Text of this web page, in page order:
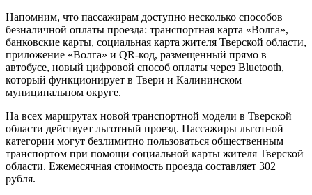
Напомним, что пассажирам доступно несколько способов
безналичной оплаты проезда: транспортная карта «Волга»,
банковские карты, социальная карта жителя Тверской области,
приложение «Волга» и QR-код, размещенный прямо в
автобусе, новый цифровой способ оплаты через Bluetooth,
который функционирует в Твери и Калининском
муниципальном округе.
На всех маршрутах новой транспортной модели в Тверской
области действует льготный проезд. Пассажиры льготной
категории могут безлимитно пользоваться общественным
транспортом при помощи социальной карты жителя Тверской
области. Ежемесячная стоимость проезда составляет 302
рубля.